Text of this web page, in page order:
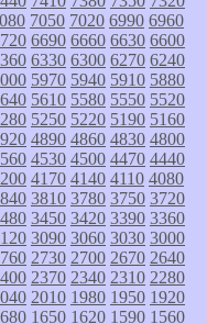
7050 7020 6990 6960
6690 6660 6630 6600
6330 6300 6270 6240
5970 5940 5910 5880
5610 5580 5550 5520
5250 5220 5190 5160
4890 4860 4830 4800
4530 4500 4470 4440
4170 4140 4110 4080
3810 3780 3750 3720
3450 3420 3390 3360
3090 3060 3030 3000
2730 2700 2670 2640
2370 2340 2310 2280
2010 1980 1950 1920
1650 1620 1590 1560